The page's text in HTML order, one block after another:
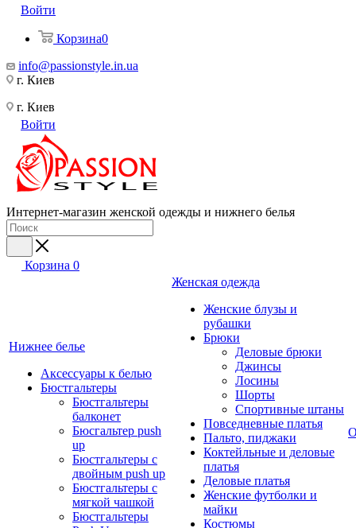
Войти
Корзина0
info@passionstyle.in.ua
г. Киев
г. Киев
Войти
Интернет-магазин женской одежды и нижнего белья
Корзина 0
Нижнее белье
Аксессуары к белью
Бюстгальтеры
Бюстгальтеры
балконет
Бюсгальтер push
up
Бюстгальтеры с
двойным push up
Бюстгальтеры с
мягкой чашкой
Бюстгальтеры
Женская одежда
Женские блузы и
рубашки
Брюки
Деловые брюки
Джинсы
Лосины
Шорты
Спортивные штаны
Повседневные платья
Пальто, пиджаки
Коктейльные и деловые
платья
Деловые платья
Женские футболки и
майки
Костюмы